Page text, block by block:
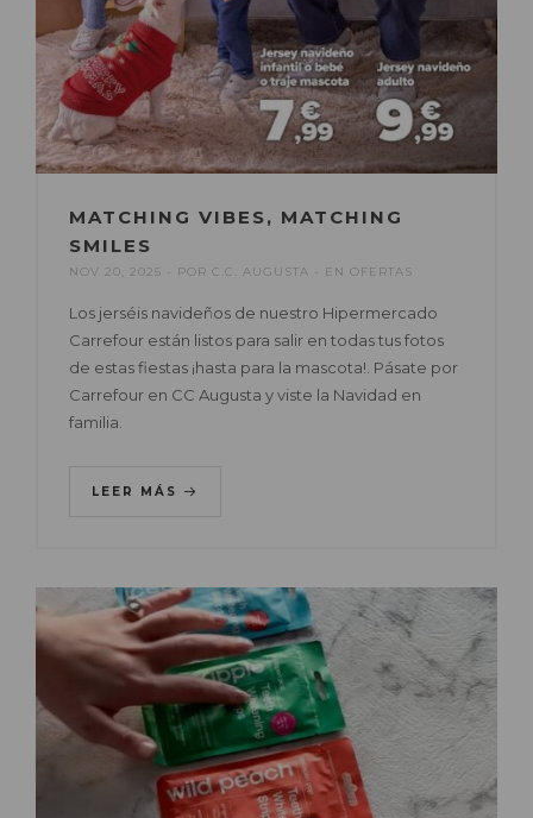
MATCHING VIBES, MATCHING
SMILES
NOV 20, 2025 POR C.C. AUGUSTA EN OFERTAS
Los jerséis navideños de nuestro Hipermercado
Carrefour están listos para salir en todas tus fotos
de estas fiestas ¡hasta para la mascota!. Pásate por
Carrefour en CC Augusta y viste la Navidad en
familia.
LEER MÁS